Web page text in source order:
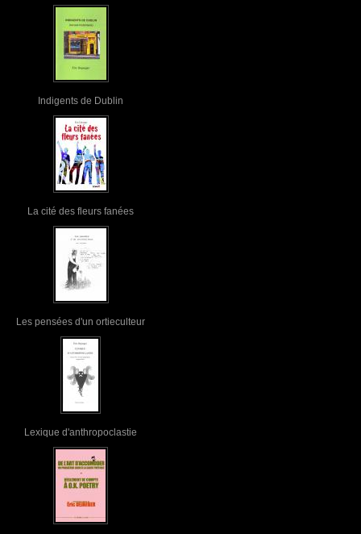
Indigents de Dublin
La cité des fleurs fanées
Les pensées d'un ortieculteur
Lexique d'anthropoclastie